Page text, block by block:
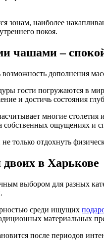
зонам, наиболее
покоя.
чашами –
дополнения
гости погружаются в
и достичь состояния
многие
собственных ощущениях и
только отдохнуть
в Харькове
выбором для разных
среди ищущих
материальных
после периодов